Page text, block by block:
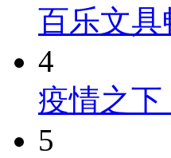
百乐文
4
疫情之
5